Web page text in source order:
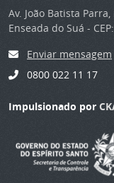
Av. João Batista
Enseada do Suá -
Enviar mensagem
0800 022 11 17
Impulsionado por